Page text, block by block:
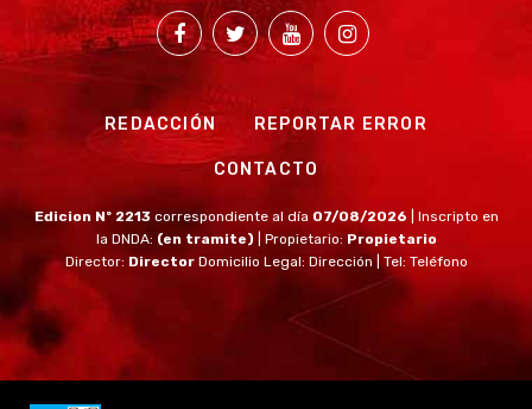
REDACCIÓN REPORTAR ERROR
CONTACTO
Edicion Nº 2213 correspondiente al día 07/08/2026
| Inscripto en
la DNDA: (en tramite) | Propietario: Propietario
Director: Director Domicilio Legal: Dirección | Tel: Teléfono